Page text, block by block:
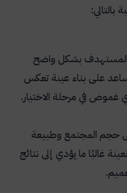
بالتالي:
المستهدف بشكل واضح
على بناء عينة تعكس
غموض في مرحلة الاختيار.
حجم المجتمع وطبيعة
غالبًا ما يؤدي إلى نتائج